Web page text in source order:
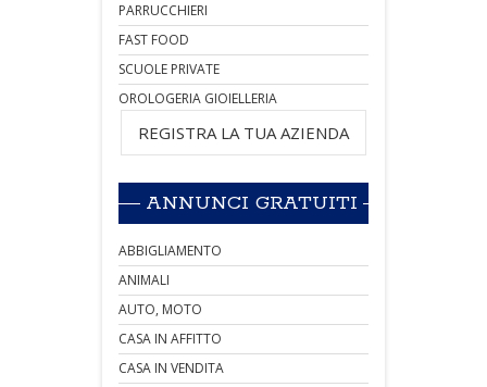
PARRUCCHIERI
FAST FOOD
SCUOLE PRIVATE
OROLOGERIA GIOIELLERIA
REGISTRA LA TUA AZIENDA
ANNUNCI GRATUITI
ABBIGLIAMENTO
ANIMALI
AUTO, MOTO
CASA IN AFFITTO
CASA IN VENDITA